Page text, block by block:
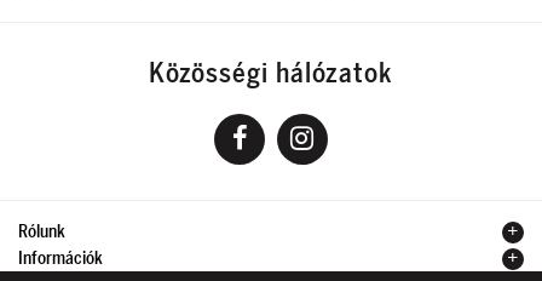
Közösségi hálózatok
Rólunk
Információk